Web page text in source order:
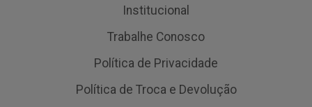
Institucional
Trabalhe Conosco
Política de Privacidade
Política de Troca e Devolução